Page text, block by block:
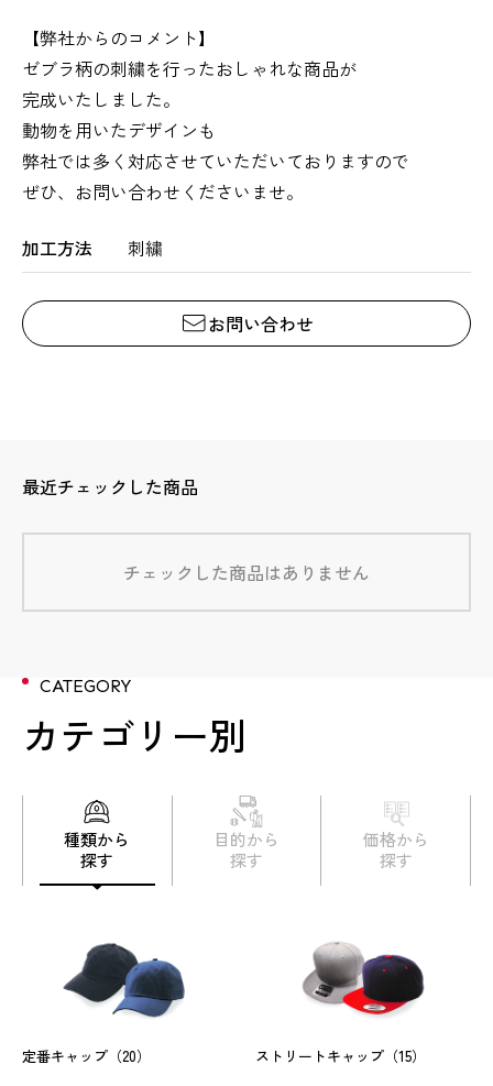
【弊社からのコメント】
ゼブラ柄の刺繍を行ったおしゃれな商品が
完成いたしました。
動物を用いたデザインも
弊社では多く対応させていただいておりますので
ぜひ、お問い合わせくださいませ。
加工方法 刺繍
お問い合わせ
最近チェックした商品
チェックした商品はありません
CATEGORY
カテゴリー別
種類から
探す
目的から
探す
価格から
探す
定番キャップ （20） ストリートキャップ（15）